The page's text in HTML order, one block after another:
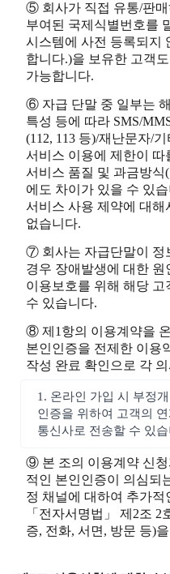
⑤ 회사가 직접 유통/판매
부여된 국제식별번호를
시스템에 사전 등록되지
합니다.)을 보유한 고객
가능합니다.
⑥ 자급 단말 중 일부는
특성 등에 따라 SMS/
(112, 113 등)/재난문자/
서비스 이용에 제한이 따
서비스 품질 및 과금방
에도 차이가 있을 수 있
서비스 사용 제약에 대
없습니다.
⑦ 회사는 자급단말이 정
경우 장애발생에 대한
이용보호를 위해 해당
수 있습니다.
⑧ 제1항의 이용계약을
본인인증을 전제한 이용
작성 완료 확인으로 각
1. 온라인 가입 시 부정
인증을 위하여 고객의
통신사로 전송할 수 있
⑨ 본 조의 이용계약 신
적인 본인인증이 의심되
정 채널에 대하여 추가
「전자서명법」 제2조
증, 전화, 서면, 방문 등)